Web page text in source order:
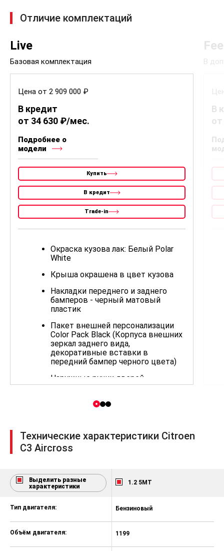
Отличие комплектаций
Live
Базовая комплектация
Цена от 2 909 000 ₽
В кредит
от 34 630 ₽/мес.
Подробнее о
модели
Купить
В кредит
Trade-in
Окраска кузова лак: Белый Polar
White
Крыша окрашена в цвет кузова
Накладки переднего и заднего
бамперов - черный матовый
пластик
Пакет внешней персонализации
Color Pack Black (Корпуса внешних
зеркал заднего вида,
декоративные вставки в
передний бампер черного цвета)
Наружные ручки дверей,
окрашенные в цвет кузова
Штампованные диски 16" AXIS,
размерность 125/85 R16
Система «ЭРА-ГЛОНАСС»
Антиблокировочная система
тормозов (ABS)
распределения тормозных усилий
Помощь при экстренном
В
В
Технические характеристики Citroen
C3 Aircross
Выделить разные
характеристики
1.2 5MT
Тип двигателя:
Объём двигателя:
Бензиновый
1199